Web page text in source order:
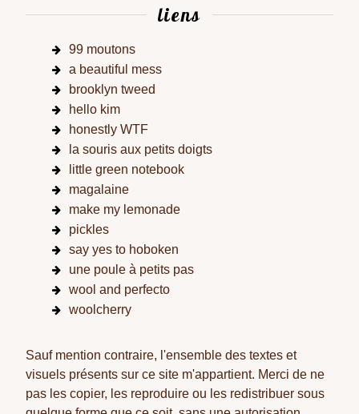
liens
99 moutons
a beautiful mess
brooklyn tweed
hello kim
honestly WTF
la souris aux petits doigts
little green notebook
magalaine
make my lemonade
pickles
say yes to hoboken
une poule à petits pas
wool and perfecto
woolcherry
Sauf mention contraire, l'ensemble des textes et
visuels présents sur ce site m'appartient. Merci de ne
pas les copier, les reproduire ou les redistribuer sous